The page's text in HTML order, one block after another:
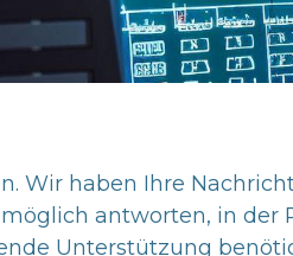
Wir haben Ihre
antworten, in der
Unterstützung